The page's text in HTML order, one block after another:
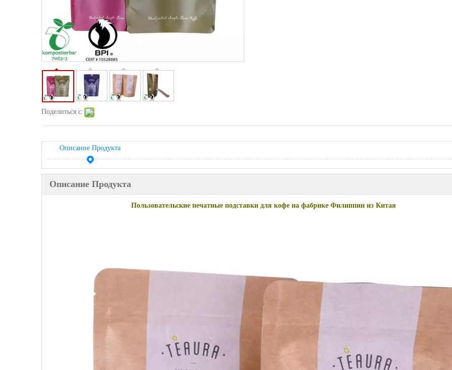
Поделиться с:
Описание Продукта
Описание Продукта
Пользовательские печатные подставки для кофе на фабрике Филиппин из Китая